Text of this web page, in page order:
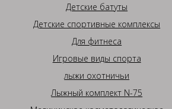
Детские батуты
Детские спортивные комплексы
Для фитнеса
Игровые виды спорта
лыжи охотничьи
Лыжный комплект N-75